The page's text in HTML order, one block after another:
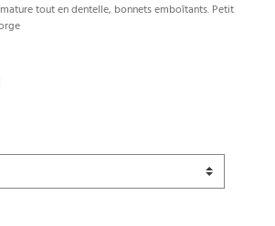
tout en dentelle, bonnets emboîtants. Petit